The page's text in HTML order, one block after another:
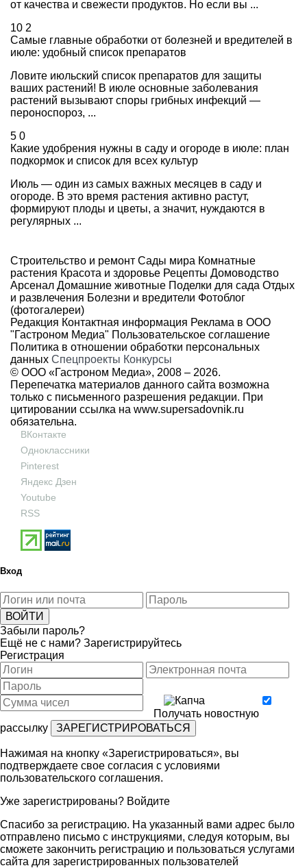
от качества и свежести продуктов. Но если вы ...
10 2
Самые главные обработки от болезней и вредителей в
июле: удобный список препаратов
Ловите июльский список препаратов для защиты
ваших растений! В июле основные заболевания
растений вызывают споры грибных инфекций —
пероноспороз, ...
5 0
Какие удобрения нужны в саду и огороде в июле: план
подкормок и список для всех культур
Июль — один из самых важных месяцев в саду и
огороде. В это время растения активно растут,
формируют плоды и цветы, а значит, нуждаются в
регулярных ...
Строительство и ремонт Сады мира Комнатные
растения Красота и здоровье Рецепты Домоводство
Арсенал Домашние животные Поделки для сада Отдых
и развлечения Болезни и вредители Фотоблог
(фотогалереи)
Редакция Контактная информация Реклама в ООО
"Гастроном Медиа" Пользовательское соглашение
Политика в отношении обработки персональных
данных Спецпроекты Конкурсы
© ООО «Гастроном Медиа», 2008 – 2026.
Перепечатка материалов данного сайта возможна
только с письменного разрешения редакции. При
цитировании ссылка на www.supersadovnik.ru
обязательна.
ВКонтакте
Одноклассники
Pinterest
Яндекс Дзен
Youtube
RSS
Вход
Забыли пароль?
Ещё не с нами? Зарегистрируйтесь
Регистрация
Получать новостную
рассылку
Нажимая на кнопку «Зарегистрироваться», вы
подтверждаете свое согласия с условиями
пользовательского соглашения.
Уже зарегистрированы? Войдите
Спасибо за регистрацию. На указанный вами адрес было
отправлено письмо с инструкциями, следуя которым, вы
сможете закончить регистрацию и пользоваться услугами
сайта для зарегистрированных пользователей